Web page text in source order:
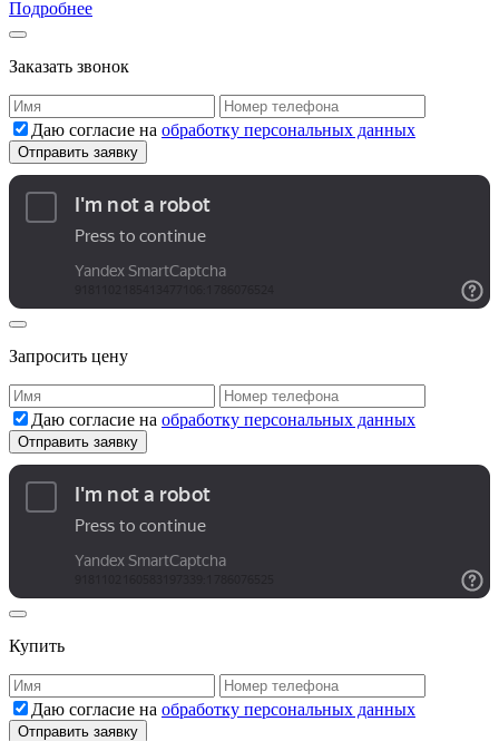
Подробнее
Заказать звонок
Даю согласие на обработку персональных данных
Запросить цену
Даю согласие на обработку персональных данных
Купить
Даю согласие на обработку персональных данных